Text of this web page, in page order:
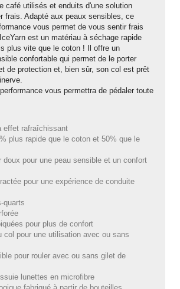
café utilisés et enduits d'une solution
frais. Adapté aux peaux sensibles, ce
vous permet de vous sentir frais
est un matériau à séchage rapide
plus vite que le coton ! Il offre un
confortable qui permet de le porter
de protection et, bien sûr, son col est prêt
vous permettra de pédaler toute
effet rafraîchissant
plus rapide que le coton et 50% que le
doux pour une peau sensible et un confort
pour une expérience de conduite
quarts
pour plus de confort
col pour une utilisation avec ou sans
pour rouler avec ou sans gilet de
lunettes en microfibre
fabriqué à partir de bouteilles
il y a 2 semaines
Chaser chez Funway Vélo à La
2024 et, dès le départ, j'ai été très satisfait
d'ailleurs recommandé cette enseigne
cinq ont finalement acheté le même
rencontré une série de problèmes
VTT, qui ont nécessité plusieurs
et un retour du moteur chez Bosch dans
Cette période a été un peu
en raison de délais plus longs que
de communication sur l'avancement de
la situation a été reprise en main.
a fait le nécessaire pour résoudre
problèmes de mon vélo et a su reconnaître
J'apprécie particulièrement le fait
fait preuve de professionnalisme et
en œuvre pour que je récupère un vélo
Aujourd'hui, je peux de nouveau